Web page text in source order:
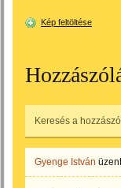
Kép feltöltése
Keresés a
Gyenge István